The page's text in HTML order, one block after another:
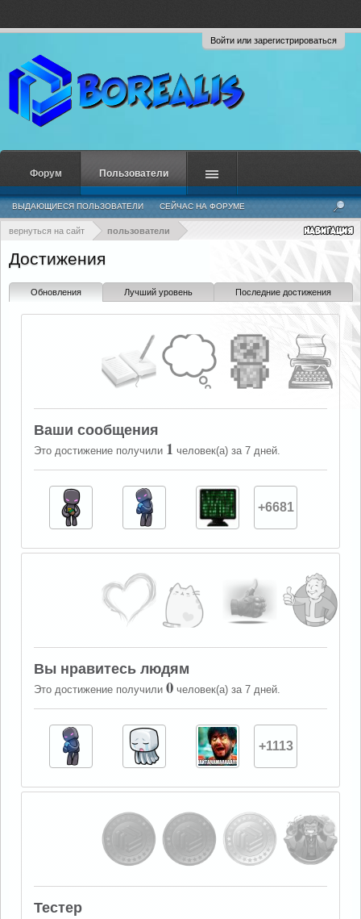
Войти или зарегистрироваться
вернуться на сайт пользователи
Достижения
Обновления Лучший уровень Последние достижения
Ваши сообщения
Это достижение получили 1 человек(а) за 7 дней.
+6681
Вы нравитесь людям
Это достижение получили 0 человек(а) за 7 дней.
+1113
Тестер
Форум Пользователи
ВЫДАЮЩИЕСЯ ПОЛЬЗОВАТЕЛИ СЕЙЧАС НА ФОРУМЕ
НЕДАВНЯЯ АКТИВНОСТЬ НОВЫЕ СООБЩЕНИЯ ПРОФИЛЯ